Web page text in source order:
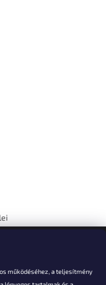
működéséhez, a teljesítmény